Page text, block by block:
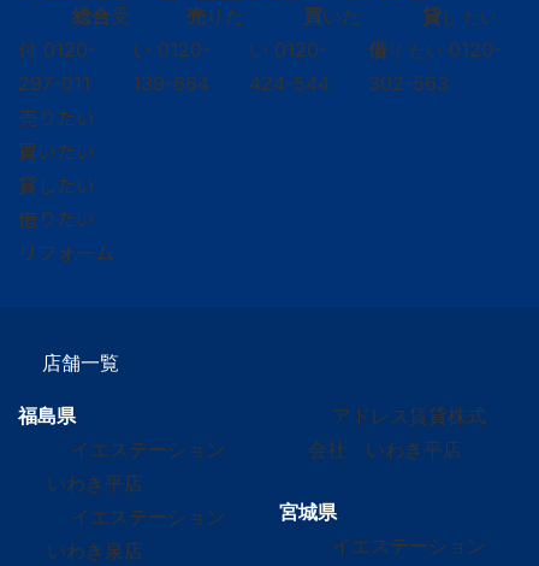
総合受
付 0120-
297-011
売りた
い 0120-
139-664
買いた
い 0120-
424-544
貸し たい
借り たい 0120-
302-563
売りたい
買いたい
貸したい
借りたい
リフォーム
店舗一覧
福島県
イエステーション
いわき平店
イエステーション
いわき泉店
アドレス賃貸株式
会社 いわき平店
宮城県
イエステーション